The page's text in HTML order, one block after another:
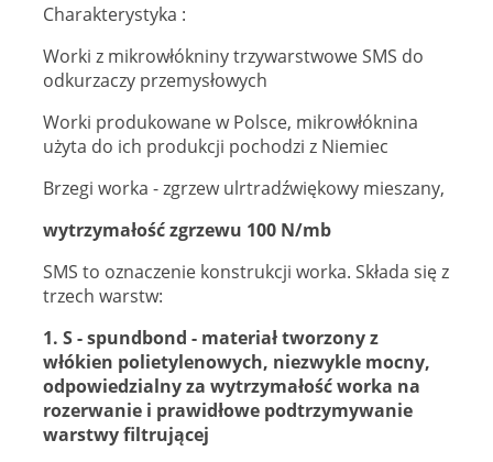
Charakterystyka :
Worki z mikrowłókniny trzywarstwowe SMS do
odkurzaczy przemysłowych
Worki produkowane w Polsce, mikrowłóknina
użyta do ich produkcji pochodzi z Niemiec
Brzegi worka - zgrzew ulrtradźwiękowy mieszany,
wytrzymałość zgrzewu 100 N/mb
SMS to oznaczenie konstrukcji worka. Składa się z
trzech warstw:
1. S - spundbond - materiał tworzony z
włókien polietylenowych, niezwykle mocny,
odpowiedzialny za wytrzymałość worka na
rozerwanie i prawidłowe podtrzymywanie
warstwy filtrującej